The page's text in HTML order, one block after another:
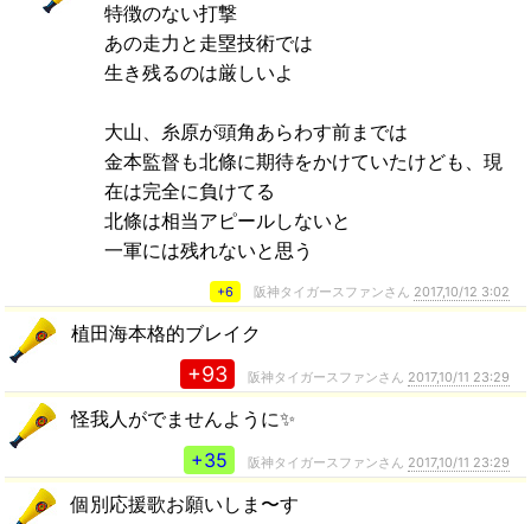
特徴のない打撃
あの走力と走塁技術では
生き残るのは厳しいよ
大山、糸原が頭角あらわす前までは
金本監督も北條に期待をかけていたけども、現
在は完全に負けてる
北條は相当アピールしないと
一軍には残れないと思う
+6 阪神タイガースファンさん 2017,10/12 3:02
植田海本格的ブレイク
+93 阪神タイガースファンさん 2017,10/11 23:29
怪我人がでませんように✨
+35
阪神タイガースファンさん 2017,10/11 23:29
個別応援歌お願いしま〜す